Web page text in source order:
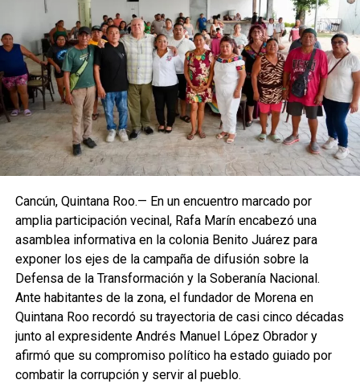
Villegas sostuvo que México debe transitar de acciones
aisladas a una política permanente de recuperación
ambiental que involucre a los tres órdenes de gobierno,
comunidades, universidades y sociedad civil. Recordó que
cerca del 70% del territorio nacional cuenta con cobertura
forestal y que el país concentra alrededor del 12% de la
biodiversidad mundial, lo que obliga a reforzar la
especialmente en el sureste mexicano.
La Jornada Nacional de Reforestación intervendrá
ecosistemas como bosques templados, selvas húmedas
y secas, matorrales, pastizales y manglares mediante la
plantación de 302 especies, de las cuales 261 son nativas
y 41 endémicas. Las acciones alcanzarán 37 Áreas
Naturales Protegidas y 17 Áreas Destinadas
Voluntariamente a la Conservación, con el objetivo de
recuperar territorios estratégicos y fortalecer la resiliencia
Cancún, Quintana Roo.— En un encuentro marcado por
amplia participación vecinal, Rafa Marín encabezó una
asamblea informativa en la colonia Benito Juárez para
exponer los ejes de la campaña de difusión sobre la
Defensa de la Transformación y la Soberanía Nacional.
Ante habitantes de la zona, el fundador de Morena en
Quintana Roo recordó su trayectoria de casi cinco décadas
junto al expresidente Andrés Manuel López Obrador y
afirmó que su compromiso político ha estado guiado por
combatir la corrupción y servir al pueblo.